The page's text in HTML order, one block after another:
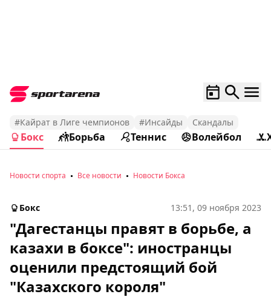
#Кайрат в Лиге чемпионов #Инсайды Скандалы
Бокс Борьба Теннис Волейбол
Новости спорта Все новости Новости Бокса
Бокс 13:51, 09 ноября 2023
"Дагестанцы правят в борьбе, а
казахи в боксе": иностранцы
оценили предстоящий бой
"Казахского короля"